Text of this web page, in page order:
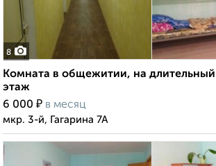
8
Комната в общежитии, на
этаж
6 000 ₽ в месяц
мкр. 3-й, Гагарина 7А